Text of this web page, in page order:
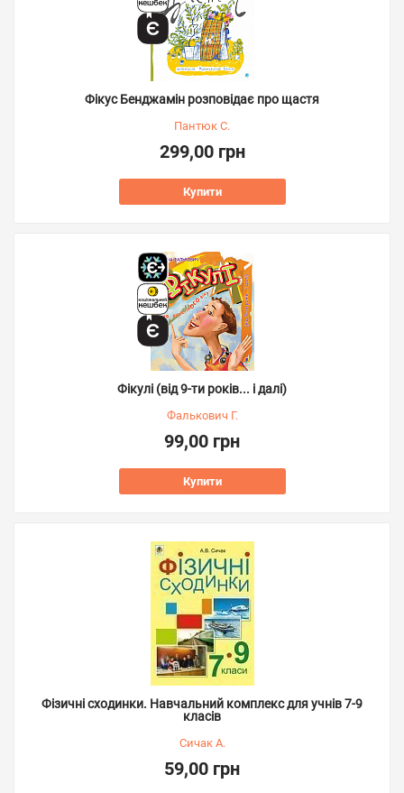
Фікус Бенджамін розповідає про щастя
Пантюк С.
299,00 грн
Купити
Фікулі (від 9-ти років... і далі)
Фалькович Г.
99,00 грн
Купити
Фізичні сходинки. Навчальний комплекс для учнів 7-9
класів
Сичак А.
59,00 грн